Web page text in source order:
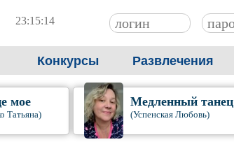
23:15:15
Конкурсы Развлечения
мое
Татьяна)
Медленный танец
(Успенская Любовь)